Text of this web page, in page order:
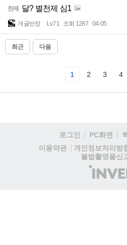
천제 달? 별천제 심1
개굴반장 Lv.71 조회 1287 04-05
최근 다음
1 2 3 4
로그인 PC화면
이용약관
개인정보처리방
불법촬영물신
(주)
인